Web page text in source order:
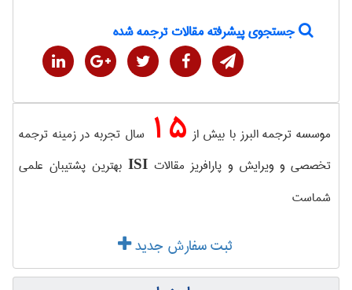
جستجوی پیشرفته مقالات ترجمه شده
موسسه ترجمه البرز با بیش از 15 سال تجربه در زمینه ترجمه
تخصصی و ویرایش و پارافریز مقالاتISI بهترین پشتیبان علمی
شماست
ثبت سفارش جدید